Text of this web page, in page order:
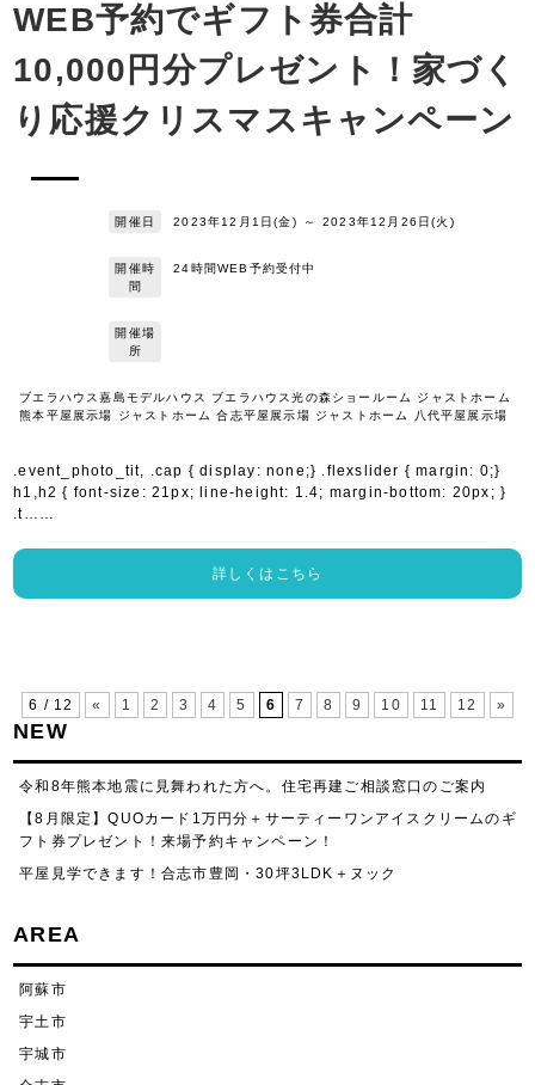
WEB予約でギフト券合計
10,000円分プレゼント！家づく
り応援クリスマスキャンペーン
開催日 2023年12月1日(金) ～ 2023年12月26日(火)
開催時
間
24時間WEB予約受付中
開催場
所
ブエラハウス嘉島モデルハウス ブエラハウス光の森ショールーム ジャストホーム
熊本平屋展示場 ジャストホーム 合志平屋展示場 ジャストホーム 八代平屋展示場
.event_photo_tit, .cap { display: none;} .flexslider { margin: 0;}
h1,h2 { font-size: 21px; line-height: 1.4; margin-bottom: 20px; }
.t……
詳しくはこちら
6 / 12 « 1 2 3 4 5 6 7 8 9 10 11 12 »
NEW
令和8年熊本地震に見舞われた方へ。住宅再建ご相談窓口のご案内
【8月限定】QUOカード1万円分＋サーティーワンアイスクリームのギ
フト券プレゼント！来場予約キャンペーン！
平屋見学できます！合志市豊岡・30坪3LDK＋ヌック
AREA
阿蘇市
宇土市
宇城市